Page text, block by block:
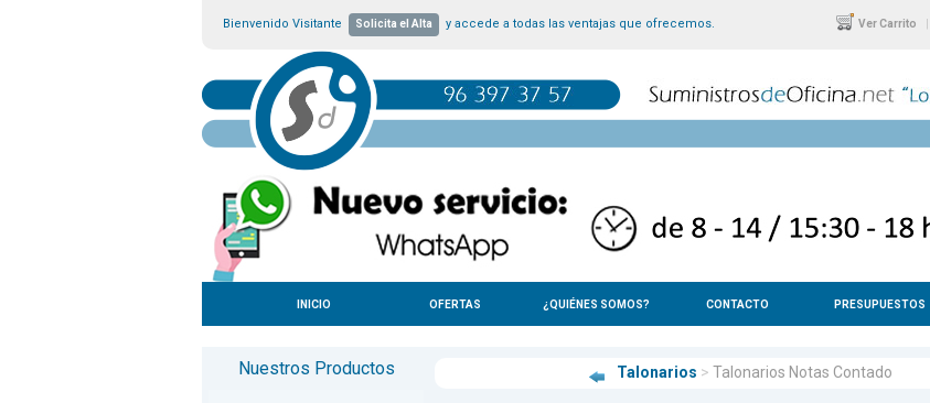
Bienvenido Visitante Solicita el Alta y accede a todas las ventajas que ofrecemos. Ver Carrito |
INICIO OFERTAS ¿QUIÉNES SOMOS? CONTACTO PRESUPUESTOS
Nuestros Productos Talonarios > Talonarios Notas Contado